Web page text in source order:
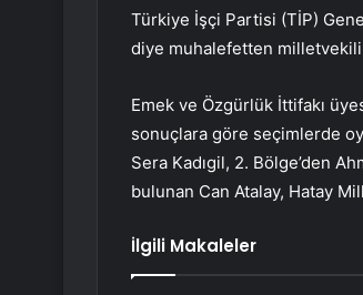
Türkiye İşçi Partisi (TİP)
diye muhalefetten milletvekili
Emek ve Özgürlük İttifakı
sonuçlara göre seçimlerde
Sera Kadıgil, 2. Bölge’den
bulunan Can Atalay, Hatay
İlgili Makaleler